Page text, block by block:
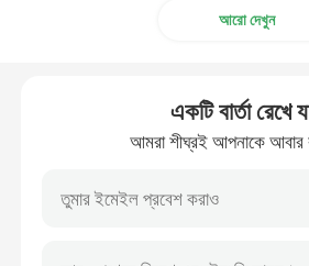
হরিণ বেড়া নেটিং
পরিবেশ ও ক্ষয় নিয়ন্ত্রণ
আরো দেখুন
একটি বার্তা রেখে
আমরা শীঘ্রই আপনাকে